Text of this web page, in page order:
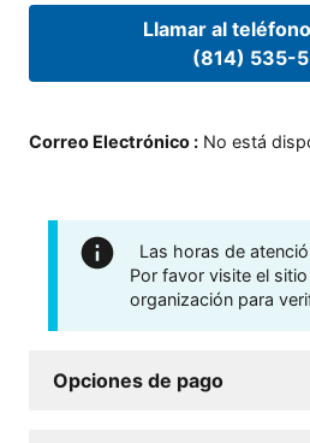
Llamar al
(814) 535-
Correo Electrónico : No está
Las horas de
Por favor visite el
organización para
Opciones de pago